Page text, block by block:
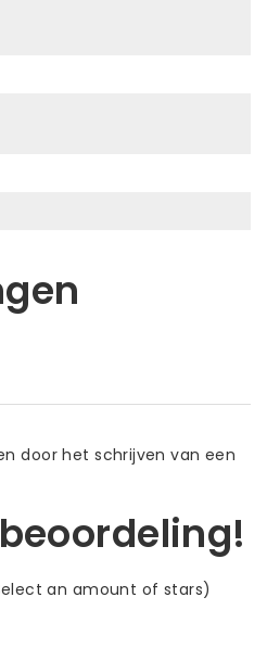
door het schrijven van een
an amount of stars)